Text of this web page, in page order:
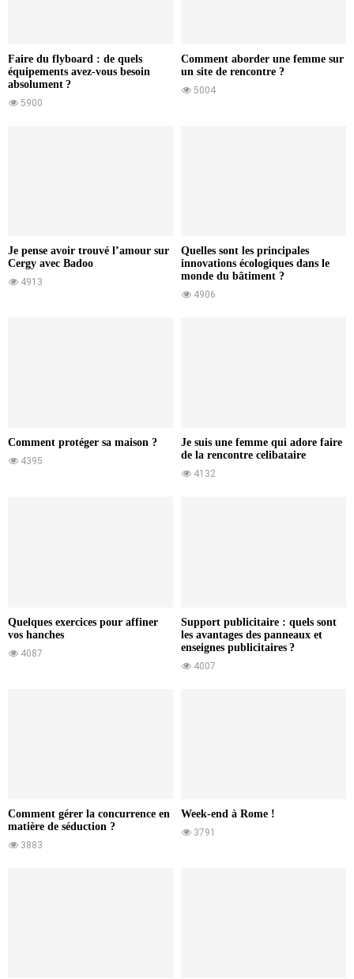
Faire du flyboard : de quels
équipements avez-vous besoin
absolument ?
5900
Comment aborder une femme sur
un site de rencontre ?
5004
Je pense avoir trouvé l’amour sur
Cergy avec Badoo
4913
Quelles sont les principales
innovations écologiques dans le
monde du bâtiment ?
4906
Comment protéger sa maison ?
4395
Je suis une femme qui adore faire
de la rencontre celibataire
4132
Quelques exercices pour affiner
vos hanches
4087
Support publicitaire : quels sont
les avantages des panneaux et
enseignes publicitaires ?
4007
Comment gérer la concurrence en
matière de séduction ?
3883
Week-end à Rome !
3791